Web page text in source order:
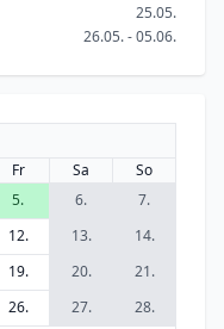
25.05.
26.05. - 05.06.
Fr Sa
So
5. 6.
7.
12. 13.
14.
19. 20.
21.
26. 27. 28.